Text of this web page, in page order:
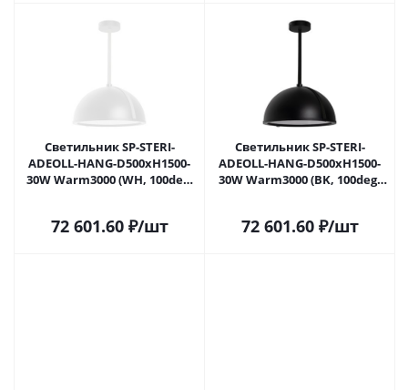
Светильник SP-STERI-
ADEOLL-HANG-D500xH1500-
30W Warm3000 (WH, 100deg,
72 601.60₽/шт
Светильник SP-STERI-
ADEOLL-HANG-D500xH1500-
30W Warm3000 (BK, 100deg,
72 601.60₽/шт